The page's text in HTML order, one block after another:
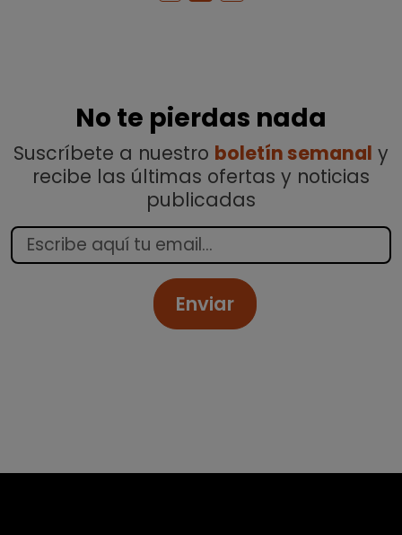
No te pierdas nada
Suscríbete a nuestro boletín semanal y
recibe las últimas ofertas y noticias
publicadas
Enviar